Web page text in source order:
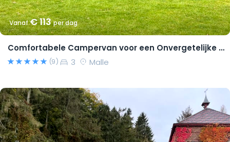
Vanaf€ 113per dag
Comfortabele Campervan voor een Onvergetelijke Reis!
(9) 3 Malle